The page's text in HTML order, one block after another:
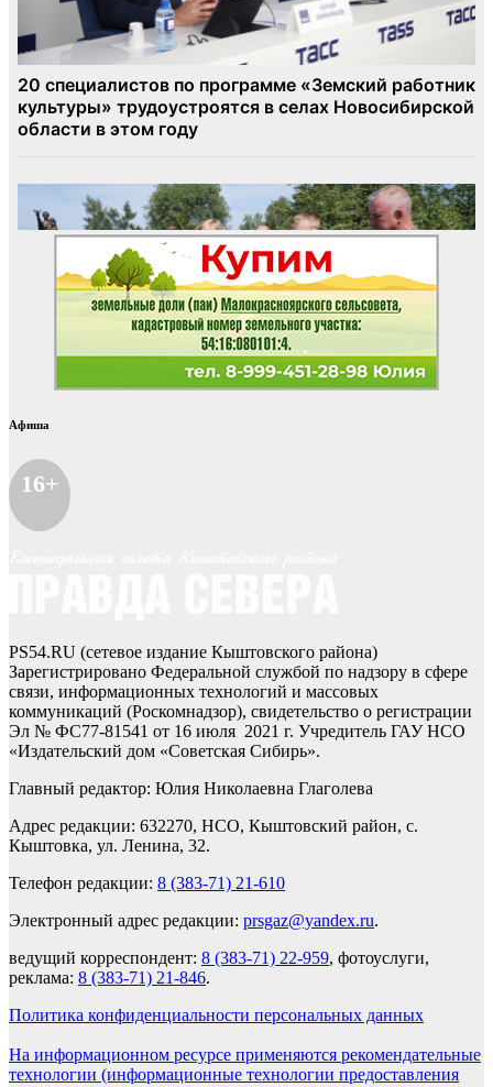
Афиша
16+
PS54.RU (сетевое издание Кыштовского района)
Зарегистрировано Федеральной службой по надзору в сфере
связи, информационных технологий и массовых
коммуникаций (Роскомнадзор), свидетельство о регистрации
Эл № ФС77-81541 от 16 июля 2021 г. Учредитель ГАУ НСО
«Издательский дом «Советская Сибирь».
Главный редактор: Юлия Николаевна Глаголева
Адрес редакции: 632270, НСО, Кыштовский район, с.
Кыштовка, ул. Ленина, 32.
Телефон редакции: 8 (383-71) 21-610
Электронный адрес редакции: prsgaz@yandex.ru.
ведущий корреспондент: 8 (383-71) 22-959, фотоуслуги,
реклама: 8 (383-71) 21-846.
Политика конфиденциальности персональных данных
На информационном ресурсе применяются рекомендательные
технологии (информационные технологии предоставления